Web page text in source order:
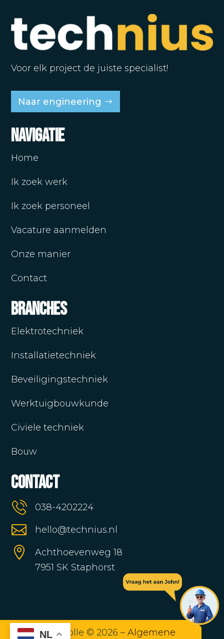
Voor elk project de juiste specialist!
Naar engineering
Navigatie
Home
Ik zoek werk
Ik zoek personeel
Vacature aanmelden
Onze manier
Contact
Branches
Elektrotechniek
Installatietechniek
Beveiligingstechniek
Werktuigbouwkunde
Civiele techniek
Bouw
Contact
038-4202224
 hello@technius.nl

Achthoevenweg 18
7951 SK Staphorst
Technius Zwolle © 2026 – Algemene
NL